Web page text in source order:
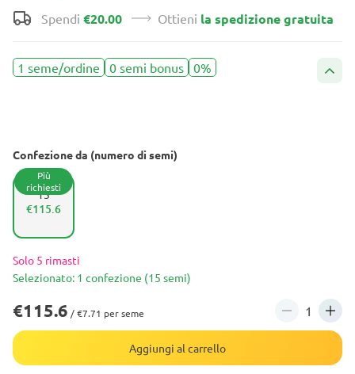
Spendi €20.00 Ottieni la spedizione gratuita
1 seme/ordine 0 semi bonus 0%
Confezione da (numero di semi)
15
Più
richiesti
€115.6
Solo 5 rimasti
Selezionato: 1 confezione (15 semi)
€115.6 / €7.71 per seme
Aggiungi al carrello